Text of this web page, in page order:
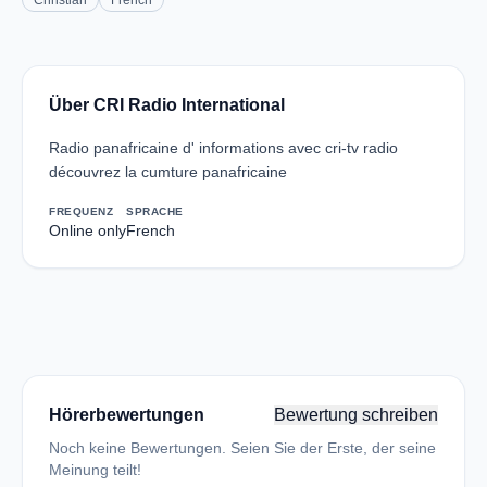
Über CRI Radio International
Radio panafricaine d' informations avec cri-tv radio
découvrez la cumture panafricaine
FREQUENZ
Online only
SPRACHE
French
Hörerbewertungen Bewertung schreiben
Noch keine Bewertungen. Seien Sie der Erste, der seine
Meinung teilt!